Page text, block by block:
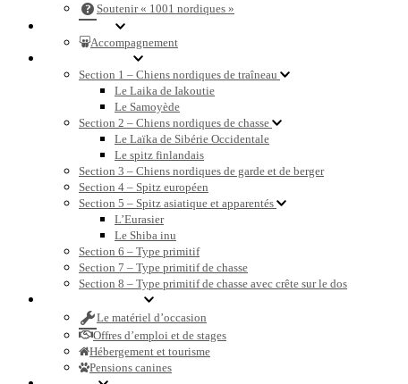
Soutenir « 1001 nordiques »
Accompagnement
Section 1 – Chiens nordiques de traîneau
Le Laika de Iakoutie
Le Samoyède
Section 2 – Chiens nordiques de chasse
Le Laïka de Sibérie Occidentale
Le spitz finlandais
Section 3 – Chiens nordiques de garde et de berger
Section 4 – Spitz européen
Section 5 – Spitz asiatique et apparentés
L’Eurasier
Le Shiba inu
Section 6 – Type primitif
Section 7 – Type primitif de chasse
Section 8 – Type primitif de chasse avec crête sur le dos
Le matériel d’occasion
Offres d’emploi et de stages
Hébergement et tourisme
Pensions canines